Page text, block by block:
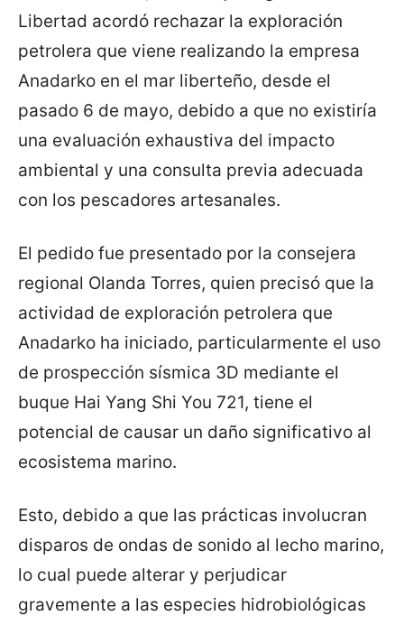
Libertad acordó rechazar la exploración
petrolera que viene realizando la empresa
Anadarko en el mar liberteño, desde el
pasado 6 de mayo, debido a que no existiría
una evaluación exhaustiva del impacto
ambiental y una consulta previa adecuada
con los pescadores artesanales.
El pedido fue presentado por la consejera
regional Olanda Torres, quien precisó que la
actividad de exploración petrolera que
Anadarko ha iniciado, particularmente el uso
de prospección sísmica 3D mediante el
buque Hai Yang Shi You 721, tiene el
potencial de causar un daño significativo al
ecosistema marino.
Esto, debido a que las prácticas involucran
disparos de ondas de sonido al lecho marino,
lo cual puede alterar y perjudicar
gravemente a las especies hidrobiológicas